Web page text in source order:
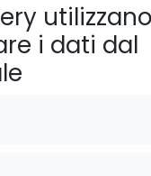
i dati dal